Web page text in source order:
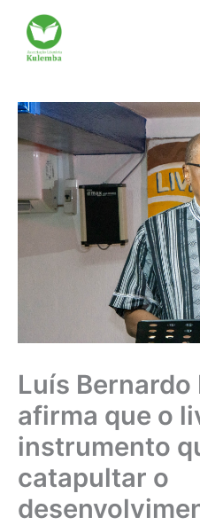
content
Luís Bernardo
afirma que o
instrumento
catapultar o